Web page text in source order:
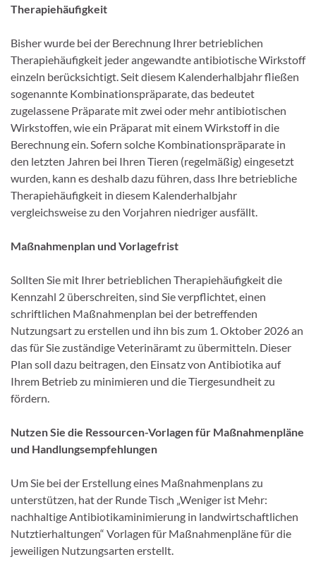
Therapiehäufigkeit
Bisher wurde bei der Berechnung Ihrer betrieblichen
Therapiehäufigkeit jeder angewandte antibiotische Wirkstoff
einzeln berücksichtigt. Seit diesem Kalenderhalbjahr fließen
sogenannte Kombinationspräparate, das bedeutet
zugelassene Präparate mit zwei oder mehr antibiotischen
Wirkstoffen, wie ein Präparat mit einem Wirkstoff in die
Berechnung ein. Sofern solche Kombinationspräparate in
den letzten Jahren bei Ihren Tieren (regelmäßig) eingesetzt
wurden, kann es deshalb dazu führen, dass Ihre betriebliche
Therapiehäufigkeit in diesem Kalenderhalbjahr
vergleichsweise zu den Vorjahren niedriger ausfällt.
Maßnahmenplan und Vorlagefrist
Sollten Sie mit Ihrer betrieblichen Therapiehäufigkeit die
Kennzahl 2 überschreiten, sind Sie verpflichtet, einen
schriftlichen Maßnahmenplan bei der betreffenden
Nutzungsart zu erstellen und ihn bis zum 1. Oktober 2026 an
das für Sie zuständige Veterinäramt zu übermitteln. Dieser
Plan soll dazu beitragen, den Einsatz von Antibiotika auf
Ihrem Betrieb zu minimieren und die Tiergesundheit zu
fördern.
Nutzen Sie die Ressourcen-Vorlagen für Maßnahmenpläne
und Handlungsempfehlungen
Um Sie bei der Erstellung eines Maßnahmenplans zu
unterstützen, hat der Runde Tisch „Weniger ist Mehr:
nachhaltige Antibiotikaminimierung in landwirtschaftlichen
Nutztierhaltungen“ Vorlagen für Maßnahmenpläne für die
jeweiligen Nutzungsarten erstellt.